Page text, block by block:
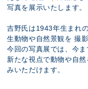
写真を展示いたします。
吉野氏は1943年生まれ
生動物や自然景観を 撮
今回の写真展では、今
新たな視点で動物や自
みいただけます。